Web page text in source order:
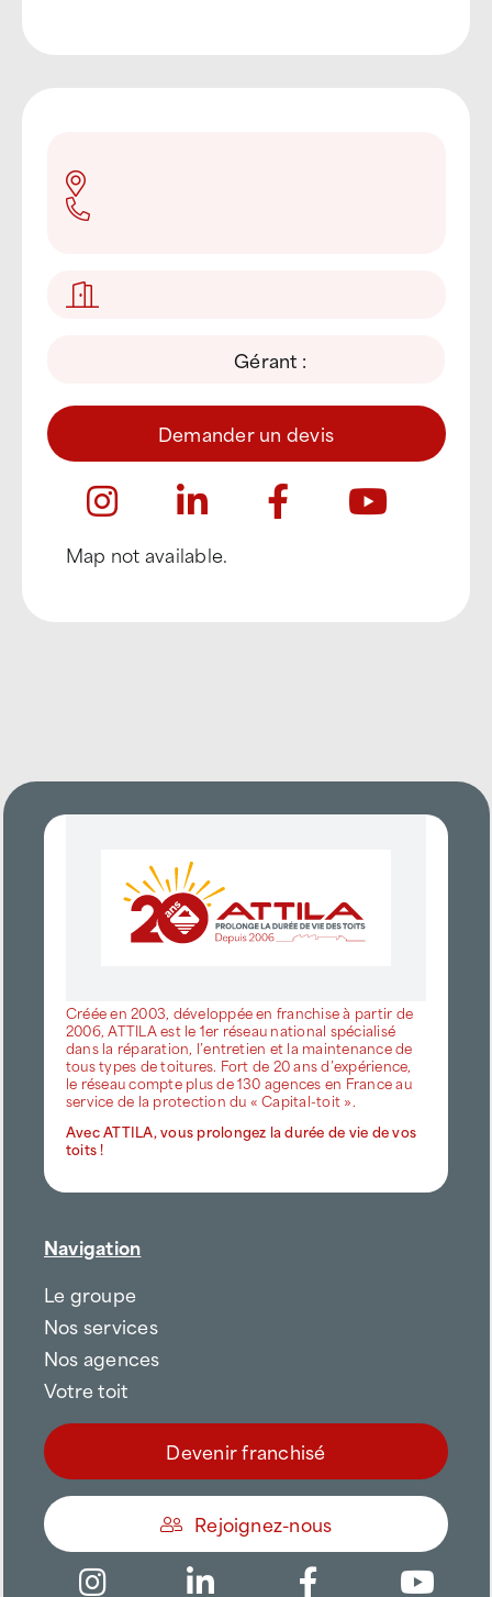
Gérant :
Demander un devis
Map not available.
Créée en 2003, développée en franchise à partir de
2006, ATTILA est le 1er réseau national spécialisé
dans la réparation, l’entretien et la maintenance de
tous types de toitures. Fort de 20 ans d’expérience,
le réseau compte plus de 130 agences en France au
service de la protection du « Capital-toit ».
Avec ATTILA, vous prolongez la durée de vie de vos
toits !
Navigation
Le groupe
Nos services
Nos agences
Votre toit
Devenir franchisé
Rejoignez-nous